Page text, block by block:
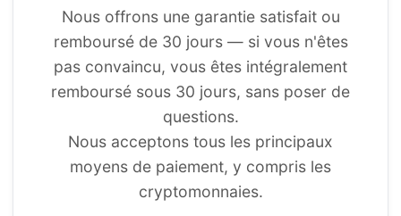
Nous offrons une garantie satisfait ou
remboursé de 30 jours — si vous n'êtes
pas convaincu, vous êtes intégralement
remboursé sous 30 jours, sans poser de
questions.
Nous acceptons tous les principaux
moyens de paiement, y compris les
cryptomonnaies.